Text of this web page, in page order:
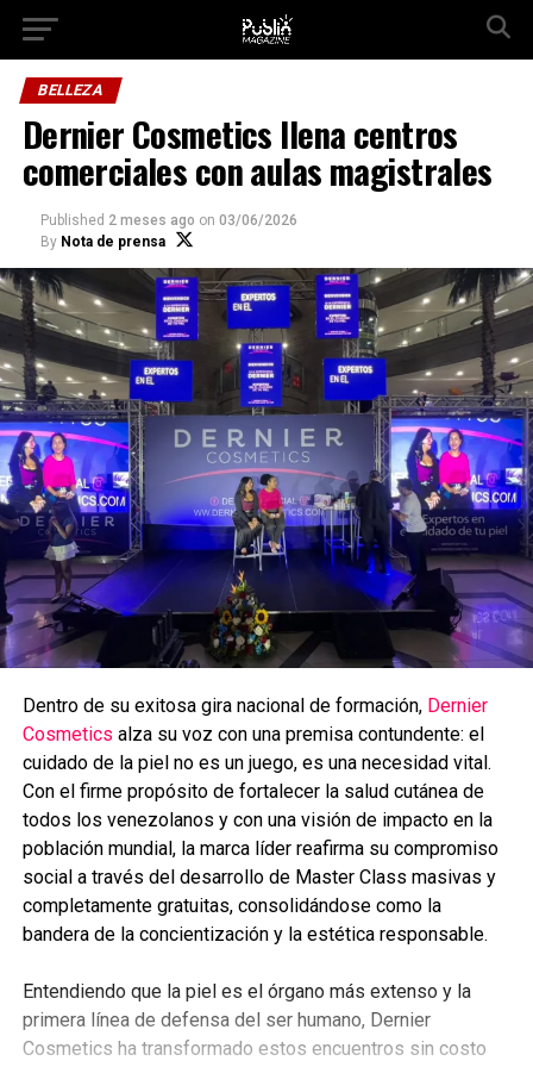
BELLEZA
Dernier Cosmetics llena centros
comerciales con aulas magistrales
Published 2 meses ago on 03/06/2026
By Nota de prensa
Dentro de su exitosa gira nacional de formación, Dernier
Cosmetics alza su voz con una premisa contundente: el
cuidado de la piel no es un juego, es una necesidad vital.
Con el firme propósito de fortalecer la salud cutánea de
todos los venezolanos y con una visión de impacto en la
población mundial, la marca líder reafirma su compromiso
social a través del desarrollo de Master Class masivas y
completamente gratuitas, consolidándose como la
bandera de la concientización y la estética responsable.
Entendiendo que la piel es el órgano más extenso y la
primera línea de defensa del ser humano, Dernier
Cosmetics ha transformado estos encuentros sin costo
Ir a la versión móvil